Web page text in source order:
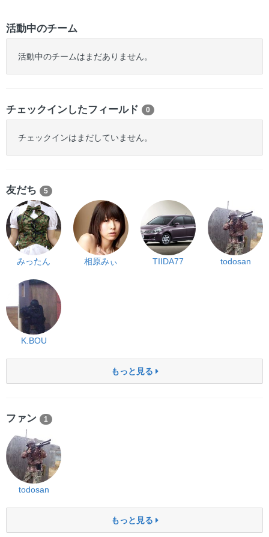
活動中のチーム
活動中のチームはまだありません。
チェックインしたフィールド 0
チェックインはまだしていません。
友だち 5
みったん 相原みぃ TIIDA77 todosan
K.BOU
もっと見る
ファン 1
todosan
もっと見る